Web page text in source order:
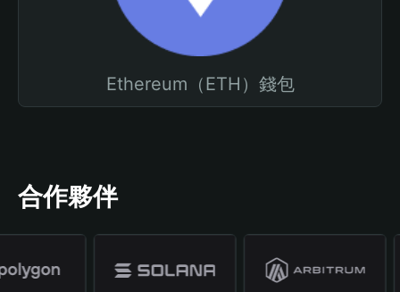
Ethereum（ETH）錢包
合作夥伴